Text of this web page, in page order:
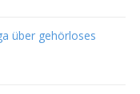
über gehörloses